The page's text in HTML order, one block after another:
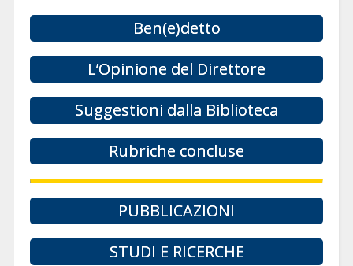
Ben(e)detto
L’Opinione del Direttore
Suggestioni dalla Biblioteca
Rubriche concluse
PUBBLICAZIONI
STUDI E RICERCHE